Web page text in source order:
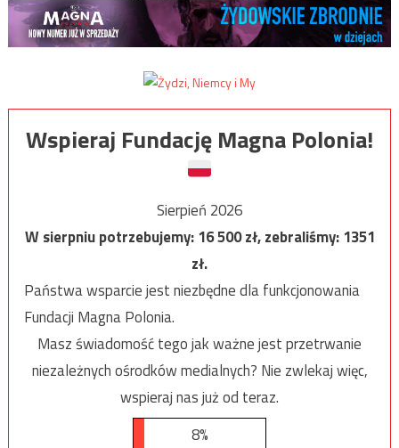
Wspieraj Fundację Magna Polonia!
Sierpień 2026
W sierpniu potrzebujemy:16 500zł, zebraliśmy:1351
zł.
Państwa wsparcie jest niezbędne dla funkcjonowania
Fundacji Magna Polonia.
Masz świadomość tego jak ważne jest przetrwanie
niezależnych ośrodków medialnych? Nie zwlekaj więc,
wspieraj nas już od teraz.
8%